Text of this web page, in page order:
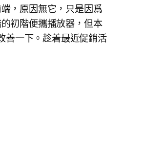
，原因無它，只是因爲
初階便攜播放器，但本
善一下。趁着最近促銷活